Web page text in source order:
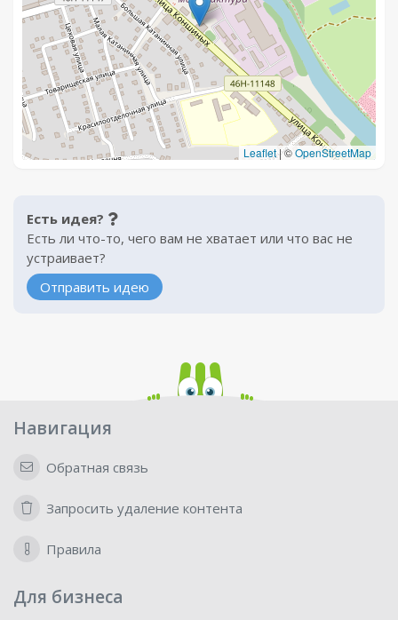
Leaflet|©OpenStreetMap
Есть идея?
Есть ли что-то, чего вам не хватает или что вас не
устраивает?
Отправить идею
Навигация
Обратная связь
Запросить удаление контента
Правила
Для бизнеса